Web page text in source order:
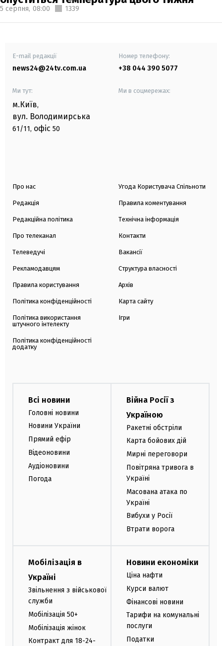
5 серпня, 08:00 1339
E-mail редакції
news24@24tv.com.ua
Номер телефону:
+38 044 390 5077
Ми тут:
м.Київ,
вул. Володимирська
61/11, офіс 50
Ми в соцмережах:
Про нас
Редакція
Редакційна політика
Про телеканал
Телеведучі
Рекламодавцям
Правила користування
Політика конфіденційності
Політика використання
штучного інтелекту
Політика конфіденційності
додатку
Угода Користувача Спільноти
Правила коментування
Технічна інформація
Контакти
Вакансії
Структура власності
Архів
Карта сайту
Ігри
Всі новини
Головні новини
Новини України
Прямий ефір
Відеоновини
Аудіоновини
Погода
Війна Росії з
Україною
Ракетні обстріли
Карта бойових дій
Мирні переговори
Повітряна тривога в
Україні
Масована атака по
Україні
Вибухи у Росії
Втрати ворога
Мобілізація в
Україні
Звільнення з військової
служби
Мобілізація 50+
Мобілізація жінок
Контракт для 18-24-
Новини економіки
Ціна нафти
Курси валют
Фінансові новини
Тарифи на комунальні
послуги
Податки